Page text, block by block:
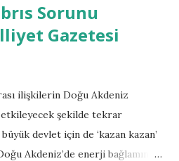
parti liderlerine
basın açıklaması yapması
hükümete” “öfke patlaması”
manidardır. Ekranlarda
halkını “uyarması” ve bunu
açıklanması gereken bir
Sefa Karahasan imzalı
Sorunu
Gazetesi
ilişkilerin Doğu Akdeniz
şekilde tekrar
devlet için de ‘kazan kazan’
Akdeniz’de enerji bağlamında